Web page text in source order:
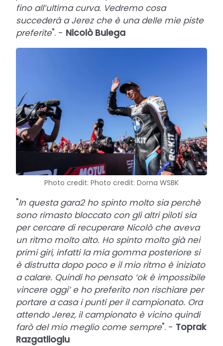
fino all’ultima curva. Vedremo cosa
succederà a Jerez che è una delle mie piste
preferite". - Nicolò Bulega
Photo credit: Photo credit: Dorna WSBK
"In questa gara2 ho spinto molto sia perchè
sono rimasto bloccato con gli altri piloti sia
per cercare di recuperare Nicolò che aveva
un ritmo molto alto. Ho spinto molto già nei
primi giri, infatti la mia gomma posteriore si
è distrutta dopo poco e il mio ritmo è iniziato
a calare. Quindi ho pensato ‘ok è impossibile
vincere oggi’ e ho preferito non rischiare per
portare a casa i punti per il campionato. Ora
attendo Jerez, il campionato è vicino quindi
farò del mio meglio come sempre". - Toprak
Razgatlioglu